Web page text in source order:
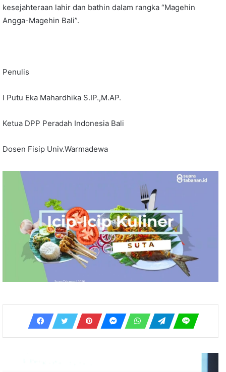
kesejahteraan lahir dan bathin dalam rangka “Magehin
Angga-Magehin Bali”.
Penulis
I Putu Eka Mahardhika S.IP.,M.AP.
Ketua DPP Peradah Indonesia Bali
Dosen Fisip Univ.Warmadewa